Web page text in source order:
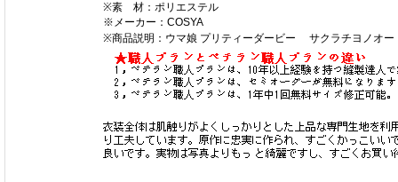
※素 材：ポリエステル
※メーカー：COSYA
※商品説明：ウマ娘 プリティーダービー サクラチヨノオ